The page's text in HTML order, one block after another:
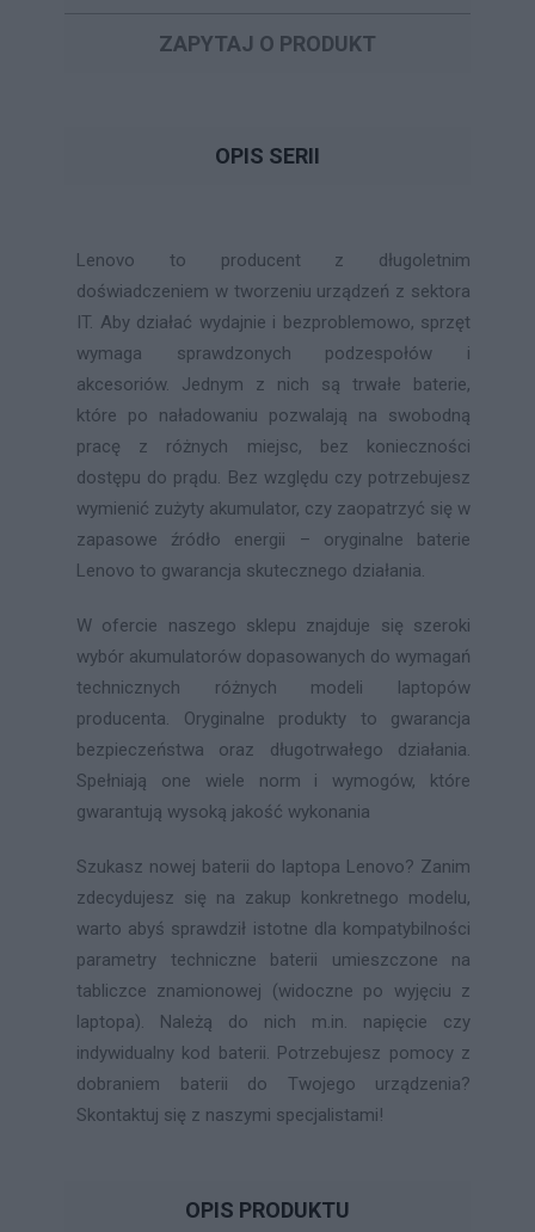
ZAPYTAJ O PRODUKT
OPIS SERII
Lenovo to producent z długoletnim
doświadczeniem w tworzeniu urządzeń z sektora
IT. Aby działać wydajnie i bezproblemowo, sprzęt
wymaga sprawdzonych podzespołów i
akcesoriów. Jednym z nich są trwałe baterie,
które po naładowaniu pozwalają na swobodną
pracę z różnych miejsc, bez konieczności
dostępu do prądu. Bez względu czy potrzebujesz
wymienić zużyty akumulator, czy zaopatrzyć się w
zapasowe źródło energii – oryginalne baterie
Lenovo to gwarancja skutecznego działania.
W ofercie naszego sklepu znajduje się szeroki
wybór akumulatorów dopasowanych do wymagań
technicznych różnych modeli laptopów
producenta. Oryginalne produkty to gwarancja
bezpieczeństwa oraz długotrwałego działania.
Spełniają one wiele norm i wymogów, które
gwarantują wysoką jakość wykonania
Szukasz nowej baterii do laptopa Lenovo? Zanim
zdecydujesz się na zakup konkretnego modelu,
warto abyś sprawdził istotne dla kompatybilności
parametry techniczne baterii umieszczone na
tabliczce znamionowej (widoczne po wyjęciu z
laptopa). Należą do nich m.in. napięcie czy
indywidualny kod baterii. Potrzebujesz pomocy z
dobraniem baterii do Twojego urządzenia?
Skontaktuj się z naszymi specjalistami!
OPIS PRODUKTU